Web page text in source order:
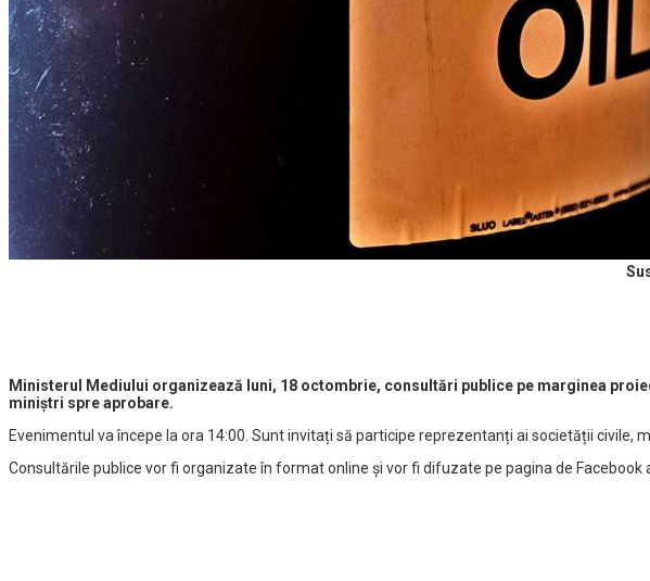
Ministerul Mediului organizează luni, 18 octombrie, consultări publice pe marginea
miniștri spre aprobare.
Evenimentul va începe la ora 14:00. Sunt invitați să participe reprezentanți ai societății civile,
Consultările publice vor fi organizate în format online și vor fi difuzate pe pagina de Facebook